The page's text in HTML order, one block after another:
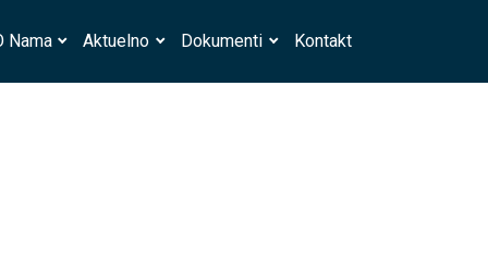
Nama Aktuelno Dokumenti Kontakt